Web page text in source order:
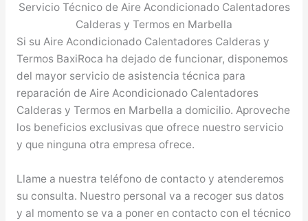
Servicio Técnico de Aire Acondicionado Calentadores
Calderas y Termos en Marbella
Si su Aire Acondicionado Calentadores Calderas y
Termos BaxiRoca ha dejado de funcionar, disponemos
del mayor servicio de asistencia técnica para
reparación de Aire Acondicionado Calentadores
Calderas y Termos en Marbella a domicilio. Aproveche
los beneficios exclusivas que ofrece nuestro servicio
y que ninguna otra empresa ofrece.
Llame a nuestra teléfono de contacto y atenderemos
su consulta. Nuestro personal va a recoger sus datos
y al momento se va a poner en contacto con el técnico